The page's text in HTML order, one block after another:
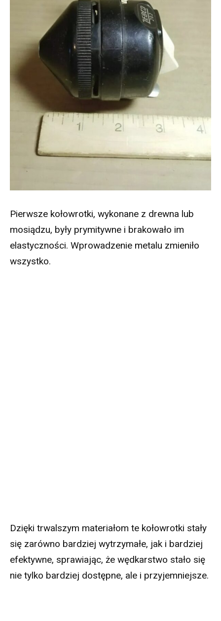
Pierwsze kołowrotki, wykonane z drewna lub
mosiądzu, były prymitywne i brakowało im
elastyczności. Wprowadzenie metalu zmieniło
wszystko.
Dzięki trwalszym materiałom te kołowrotki stały
się zarówno bardziej wytrzymałe, jak i bardziej
efektywne, sprawiając, że wędkarstwo stało się
nie tylko bardziej dostępne, ale i przyjemniejsze.